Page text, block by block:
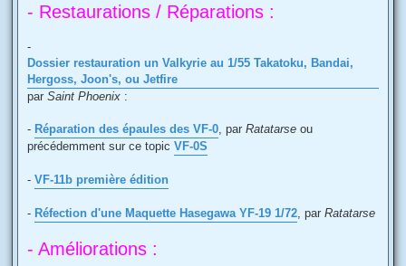
s
s
- Restaurations / Réparations :
-
Dossier restauration un Valkyrie au 1/55 Takatoku, Bandai,
Hergoss, Joon's, ou Jetfire
par Saint Phoenix :
- Réparation des épaules des VF-0 , par Ratatarse ou
précédemment sur ce topic VF-0S
- VF-11b première édition
- Réfection d'une Maquette Hasegawa YF-19 1/72 , par Ratatarse
- Améliorations :